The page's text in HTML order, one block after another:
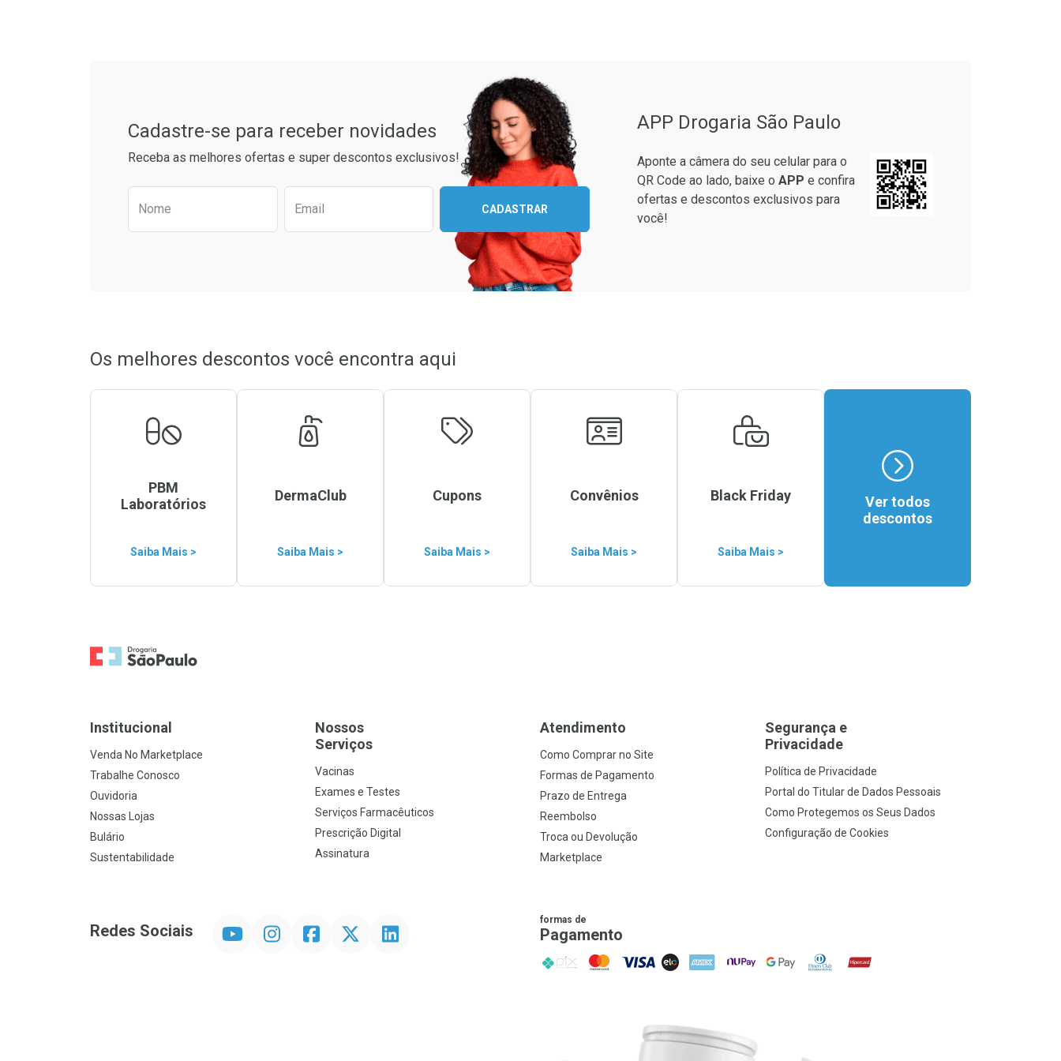
Ver Desconto Convênio
Cadastre-se para receber novidades
Receba as melhores ofertas e super descontos exclusivos!
Preencha o formulário abaixo para receber as melhores ofertas:
Nome Email CADASTRAR
APP Drogaria São Paulo
Aponte a câmera do seu celular para o
QR Code ao lado, baixe o APP e confira
ofertas e descontos exclusivos para
você!
Os melhores descontos você encontra aqui
PBM
Laboratórios
Saiba Mais >
DermaClub
Saiba Mais >
Cupons
Saiba Mais >
Convênios
Saiba Mais >
Black Friday
Saiba Mais >
Ver todos
descontos
Ir para a Home
Institucional
Venda No Marketplace
Trabalhe Conosco
Ouvidoria
Nossas Lojas
Bulário
Sustentabilidade
Nossos
Serviços
Vacinas
Exames e Testes
Serviços Farmacêuticos
Prescrição Digital
Assinatura
Atendimento
Como Comprar no Site
Formas de Pagamento
Prazo de Entrega
Reembolso
Troca ou Devolução
Marketplace
Segurança e
Privacidade
Política de Privacidade
Portal do Titular de Dados Pessoais
Como Protegemos os Seus Dados
Configuração de Cookies
Redes Sociais InstagramFacebookTwitter Linkedin formas de
Pagamento
PIX MasterCard
VISA ELO AMEX NuPay Google PayDiners ClubHipercard